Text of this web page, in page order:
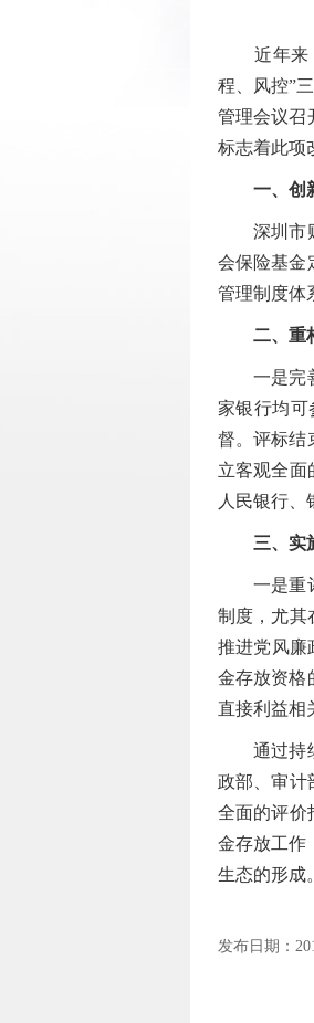
近年来，
程、风控”
管理会议召
标志着此项
一、创
深圳市财
会保险基金
管理制度体
二、重
一是完善
家银行均可
督。评标结
立客观全面
人民银行、
三、实
一是重评
制度，尤其
推进党风廉
金存放资格
直接利益相
通过持续
政部、审计
全面的评价
金存放工作
生态的形成。
发布日期：